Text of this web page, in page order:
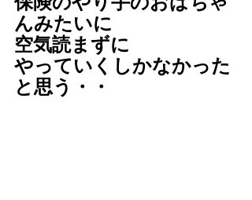
んみたいに
空気読まずに
やっていくしかなかった
と思う・・